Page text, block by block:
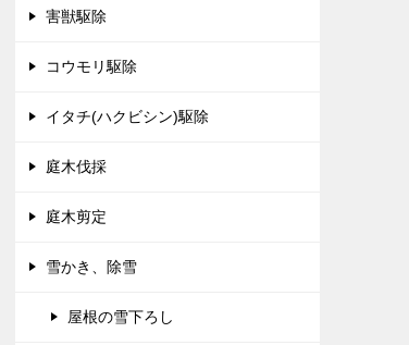
害獣駆除
コウモリ駆除
イタチ(ハクビシン)駆除
庭木伐採
庭木剪定
雪かき、除雪
屋根の雪下ろし